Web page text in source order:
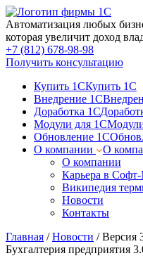
Автоматизация любых
которая увеличит доход
+7 (812) 678-98-98
Получить консультацию
Купить 1СКупить 1С
Внедрение 1С
Доработка 1С
Модули для 1С
Обновление 1С
О компании
О
О компании
Карьера в
Википедия
Новости
Контакты
Главная /Новости /Версия
Бухгалтерия предприятия